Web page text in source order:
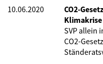
10.06.2020
CO2-
Klimakrise
SVP allein
CO2-